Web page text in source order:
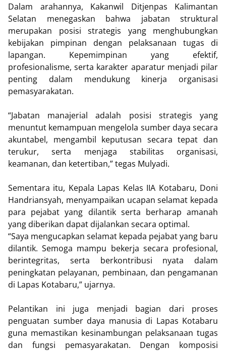
Dalam arahannya, Kakanwil Ditjenpas Kalimantan
Selatan menegaskan bahwa jabatan struktural
merupakan posisi strategis yang menghubungkan
kebijakan pimpinan dengan pelaksanaan tugas di
lapangan. Kepemimpinan yang efektif,
profesionalisme, serta karakter aparatur menjadi pilar
penting dalam mendukung kinerja organisasi
pemasyarakatan.
“Jabatan manajerial adalah posisi strategis yang
menuntut kemampuan mengelola sumber daya secara
akuntabel, mengambil keputusan secara tepat dan
terukur, serta menjaga stabilitas organisasi,
keamanan, dan ketertiban,” tegas Mulyadi.
Sementara itu, Kepala Lapas Kelas IIA Kotabaru, Doni
Handriansyah, menyampaikan ucapan selamat kepada
para pejabat yang dilantik serta berharap amanah
yang diberikan dapat dijalankan secara optimal.
“Saya mengucapkan selamat kepada pejabat yang baru
dilantik. Semoga mampu bekerja secara profesional,
berintegritas, serta berkontribusi nyata dalam
peningkatan pelayanan, pembinaan, dan pengamanan
di Lapas Kotabaru,” ujarnya.
Pelantikan ini juga menjadi bagian dari proses
penguatan sumber daya manusia di Lapas Kotabaru
guna memastikan kesinambungan pelaksanaan tugas
dan fungsi pemasyarakatan. Dengan komposisi